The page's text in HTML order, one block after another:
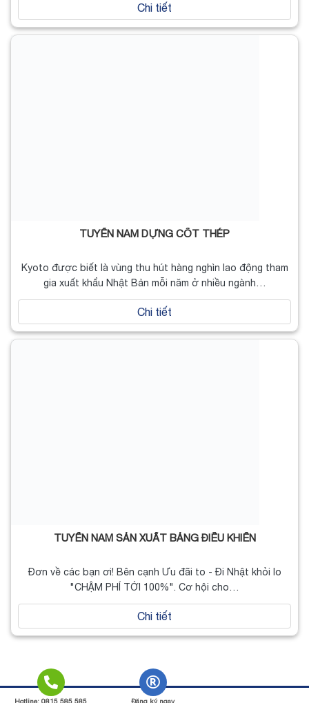
Chi tiết
TUYỂN NAM DỰNG CỐT THÉP
Kyoto được biết là vùng thu hút hàng nghìn lao động tham
gia xuất khẩu Nhật Bản mỗi năm ở nhiều ngành…
Chi tiết
TUYỂN NAM SẢN XUẤT BẢNG ĐIỀU KHIỂN
Đơn về các bạn ơi! Bên cạnh Ưu đãi to - Đi Nhật khỏi lo
"CHẬM PHÍ TỚI 100%". Cơ hội cho…
Chi tiết
Copyright 2026 ©
Hotline: 0815 585 585 Đăng ký ngay